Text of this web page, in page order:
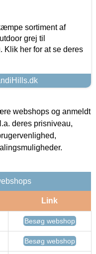
sortiment af
grej til
Klik her for at se deres
webshops og anmeldt
deres prisniveau,
Link
Besøg webshop
Besøg webshop